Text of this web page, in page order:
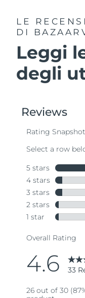
LE
DI
Leggi
degli